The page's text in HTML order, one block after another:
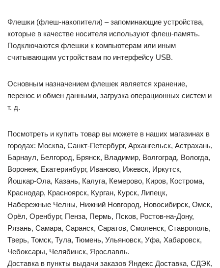
Флешки (флеш-накопители) – запоминающие устройства,
которые в качестве носителя используют флеш-память.
Подключаются флешки к компьютерам или иным
считывающим устройствам по интерфейсу USB.
Основным назначением флешек является хранение,
перенос и обмен данными, загрузка операционных систем и
т. д.
Посмотреть и купить товар вы можете в наших магазинах в
городах: Москва, Санкт-Петербург, Архангельск, Астрахань,
Барнаул, Белгород, Брянск, Владимир, Волгоград, Вологда,
Воронеж, Екатеринбург, Иваново, Ижевск, Иркутск,
Йошкар‑Ола, Казань, Калуга, Кемерово, Киров, Кострома,
Краснодар, Красноярск, Курган, Курск, Липецк,
Набережные Челны, Нижний Новгород, Новосибирск, Омск,
Орёл, Оренбург, Пенза, Пермь, Псков, Ростов-на-Дону,
Рязань, Самара, Саранск, Саратов, Смоленск, Ставрополь,
Тверь, Томск, Тула, Тюмень, Ульяновск, Уфа, Хабаровск,
Чебоксары, Челябинск, Ярославль.
Доставка в пункты выдачи заказов Яндекс Доставка, СДЭК,